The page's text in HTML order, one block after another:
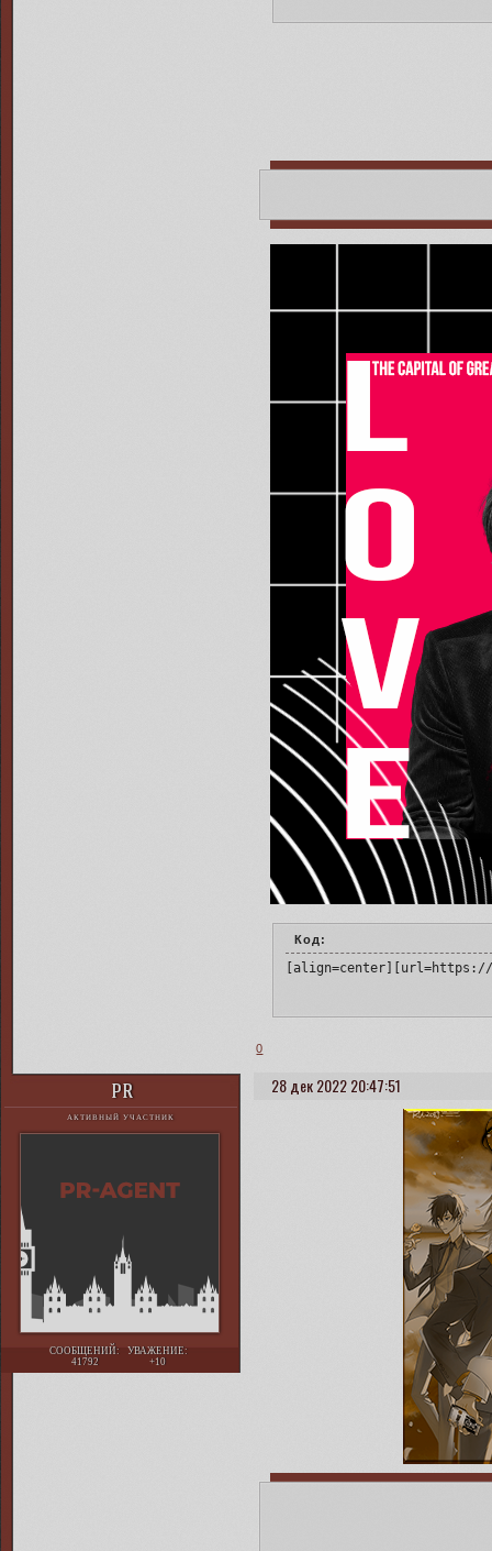
Код:
[align=center][url=https://
0
28 дек 2022 20:47:51
PR
АКТИВНЫЙ УЧАСТНИК
СООБЩЕНИЙ:
41792
УВАЖЕНИЕ:
+10